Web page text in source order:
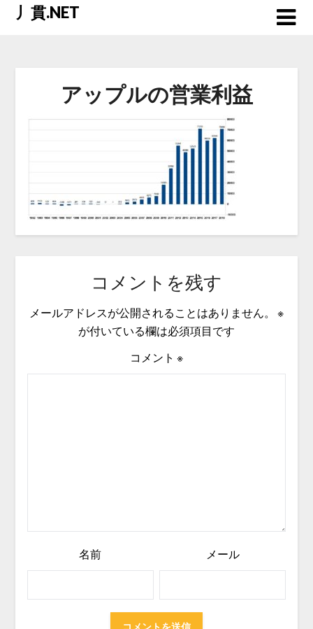
Skip丿貫.NET
アップルの営業利益
コメントを残す
メールアドレスが公開されることはありません。
※
が付いている欄は必須項目です
コメント ※
名前 メール